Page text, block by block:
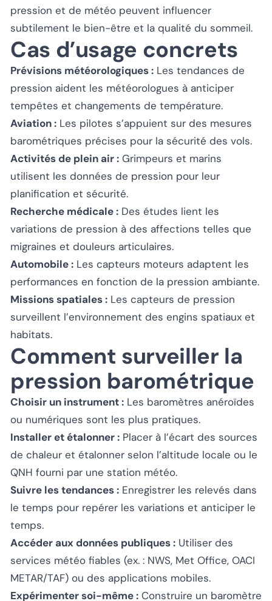
pression et de météo peuvent influencer
subtilement le bien-être et la qualité du sommeil.
Cas d’usage concrets
Prévisions météorologiques : Les tendances de
pression aident les météorologues à anticiper
tempêtes et changements de température.
Aviation : Les pilotes s’appuient sur des mesures
barométriques précises pour la sécurité des vols.
Activités de plein air : Grimpeurs et marins
utilisent les données de pression pour leur
planification et sécurité.
Recherche médicale : Des études lient les
variations de pression à des affections telles que
migraines et douleurs articulaires.
Automobile : Les capteurs moteurs adaptent les
performances en fonction de la pression ambiante.
Missions spatiales : Les capteurs de pression
surveillent l’environnement des engins spatiaux et
habitats.
Comment surveiller la
pression barométrique
Choisir un instrument : Les baromètres anéroïdes
ou numériques sont les plus pratiques.
Installer et étalonner : Placer à l’écart des sources
de chaleur et étalonner selon l’altitude locale ou le
QNH fourni par une station météo.
Suivre les tendances : Enregistrer les relevés dans
le temps pour repérer les variations et anticiper le
temps.
Accéder aux données publiques : Utiliser des
services météo fiables (ex. : NWS, Met Office, OACI
METAR/TAF) ou des applications mobiles.
Expérimenter soi-même : Construire un baromètre